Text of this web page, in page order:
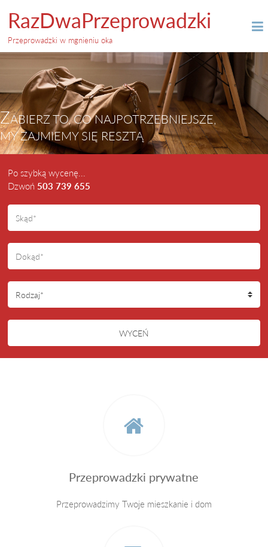
RazDwaPrzeprowadzki
Przeprowadzki w mgnieniu oka
ZABIERZ TO, CO NAJPOTRZEBNIEJSZE,
MY ZAJMIEMY SIĘ RESZTĄ
Po szybką wycenę...
Dzwoń 503 739 655
Przeprowadzki prywatne
Przeprowadzimy Twoje mieszkanie i dom